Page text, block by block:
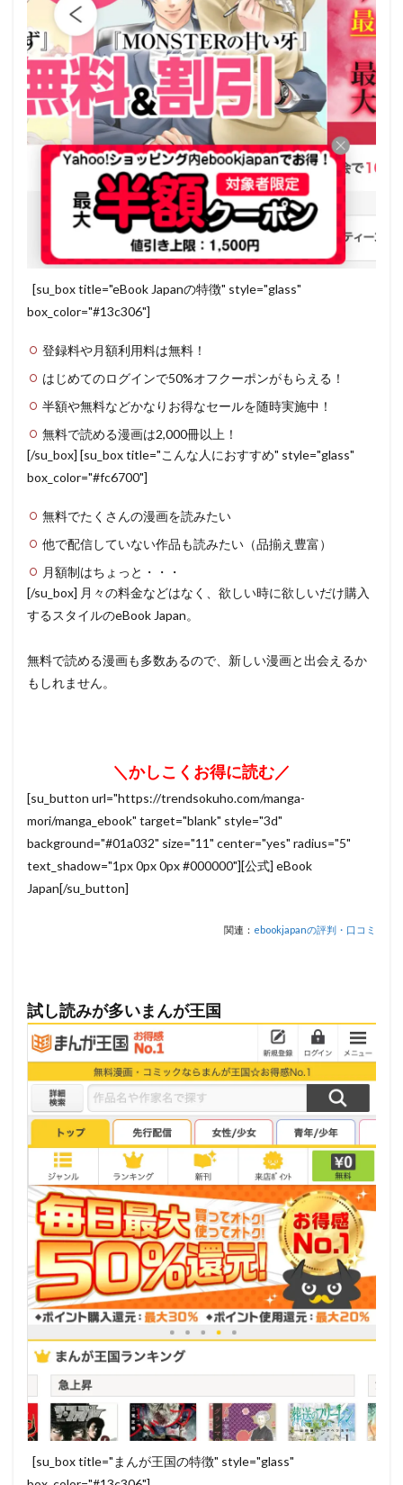
[su_box title="eBook Japanの特徴" style="glass"
box_color="#13c306"]
登録料や月額利用料は無料！
はじめてのログインで50%オフクーポンがもらえる！
半額や無料などかなりお得なセールを随時実施中！
無料で読める漫画は2,000冊以上！
[/su_box] [su_box title="こんな人におすすめ" style="glass"
box_color="#fc6700"]
無料でたくさんの漫画を読みたい
他で配信していない作品も読みたい（品揃え豊富）
月額制はちょっと・・・
[/su_box] 月々の料金などはなく、欲しい時に欲しいだけ購入
するスタイルのeBook Japan。
無料で読める漫画も多数あるので、新しい漫画と出会えるか
もしれません。
＼かしこくお得に読む／
[su_button url="https://trendsokuho.com/manga-
mori/manga_ebook" target="blank" style="3d"
background="#01a032" size="11" center="yes" radius="5"
text_shadow="1px 0px 0px #000000"][公式] eBook
Japan[/su_button]
関連： ebookjapanの評判・口コミ
試し読みが多いまんが王国
[su_box title="まんが王国の特徴" style="glass"